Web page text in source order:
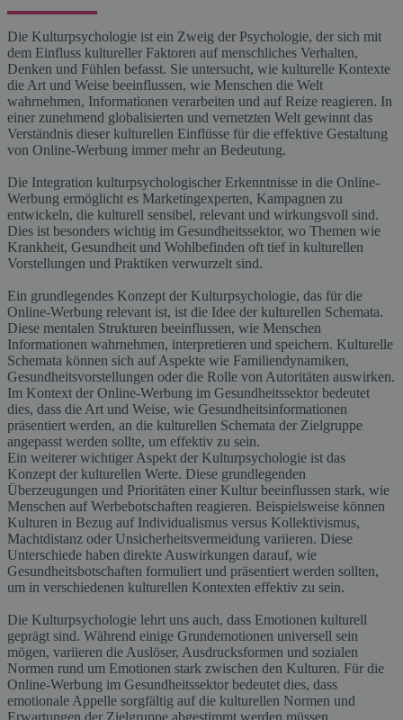
Die Kulturpsychologie ist ein Zweig der Psychologie, der sich mit
dem Einfluss kultureller Faktoren auf menschliches Verhalten,
Denken und Fühlen befasst. Sie untersucht, wie kulturelle Kontexte
die Art und Weise beeinflussen, wie Menschen die Welt
wahrnehmen, Informationen verarbeiten und auf Reize reagieren. In
einer zunehmend globalisierten und vernetzten Welt gewinnt das
Verständnis dieser kulturellen Einflüsse für die effektive Gestaltung
von Online-Werbung immer mehr an Bedeutung.
Die Integration kulturpsychologischer Erkenntnisse in die Online-
Werbung ermöglicht es Marketingexperten, Kampagnen zu
entwickeln, die kulturell sensibel, relevant und wirkungsvoll sind.
Dies ist besonders wichtig im Gesundheitssektor, wo Themen wie
Krankheit, Gesundheit und Wohlbefinden oft tief in kulturellen
Vorstellungen und Praktiken verwurzelt sind.
Ein grundlegendes Konzept der Kulturpsychologie, das für die
Online-Werbung relevant ist, ist die Idee der kulturellen Schemata.
Diese mentalen Strukturen beeinflussen, wie Menschen
Informationen wahrnehmen, interpretieren und speichern. Kulturelle
Schemata können sich auf Aspekte wie Familiendynamiken,
Gesundheitsvorstellungen oder die Rolle von Autoritäten auswirken.
Im Kontext der Online-Werbung im Gesundheitssektor bedeutet
dies, dass die Art und Weise, wie Gesundheitsinformationen
präsentiert werden, an die kulturellen Schemata der Zielgruppe
angepasst werden sollte, um effektiv zu sein.
Ein weiterer wichtiger Aspekt der Kulturpsychologie ist das
Konzept der kulturellen Werte. Diese grundlegenden
Überzeugungen und Prioritäten einer Kultur beeinflussen stark, wie
Menschen auf Werbebotschaften reagieren. Beispielsweise können
Kulturen in Bezug auf Individualismus versus Kollektivismus,
Machtdistanz oder Unsicherheitsvermeidung variieren. Diese
Unterschiede haben direkte Auswirkungen darauf, wie
Gesundheitsbotschaften formuliert und präsentiert werden sollten,
um in verschiedenen kulturellen Kontexten effektiv zu sein.
Die Kulturpsychologie lehrt uns auch, dass Emotionen kulturell
geprägt sind. Während einige Grundemotionen universell sein
mögen, variieren die Auslöser, Ausdrucksformen und sozialen
Normen rund um Emotionen stark zwischen den Kulturen. Für die
Online-Werbung im Gesundheitssektor bedeutet dies, dass
emotionale Appelle sorgfältig auf die kulturellen Normen und
Erwartungen der Zielgruppe abgestimmt werden müssen.